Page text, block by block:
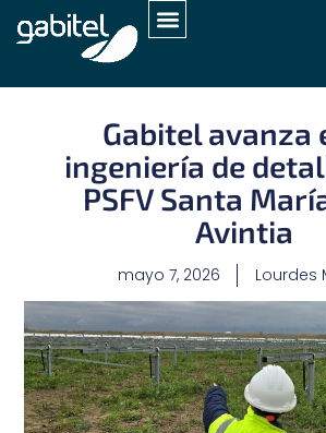
Gabitel avanza
ingeniería de
PSFV Santa
Avintia
mayo 7, 2026 Lourdes